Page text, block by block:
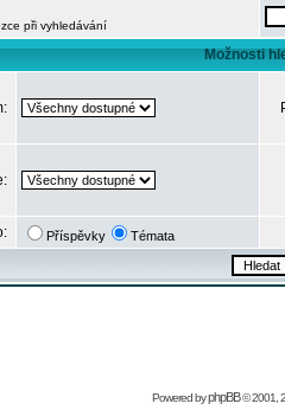
při vyhledávání
Možnosti
Příspěvky Témata
Powered byphpBB© 2001,